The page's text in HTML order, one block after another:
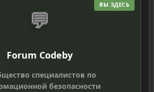
ВЫ ЗДЕСЬ
💬
Forum Codeby
специалистов по
безопасности